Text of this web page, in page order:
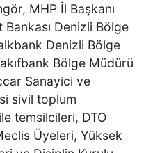
RAMAZAN
MAHALLE
YAYILIYOR
İLK İFTAR
BOZULMADI
MHP İl Başkanı
Bankası Denizli Bölge
Denizli Bölge
Bölge Müdürü
Sanayici ve
sivil toplum
temsilcileri, DTO
Üyeleri, Yüksek